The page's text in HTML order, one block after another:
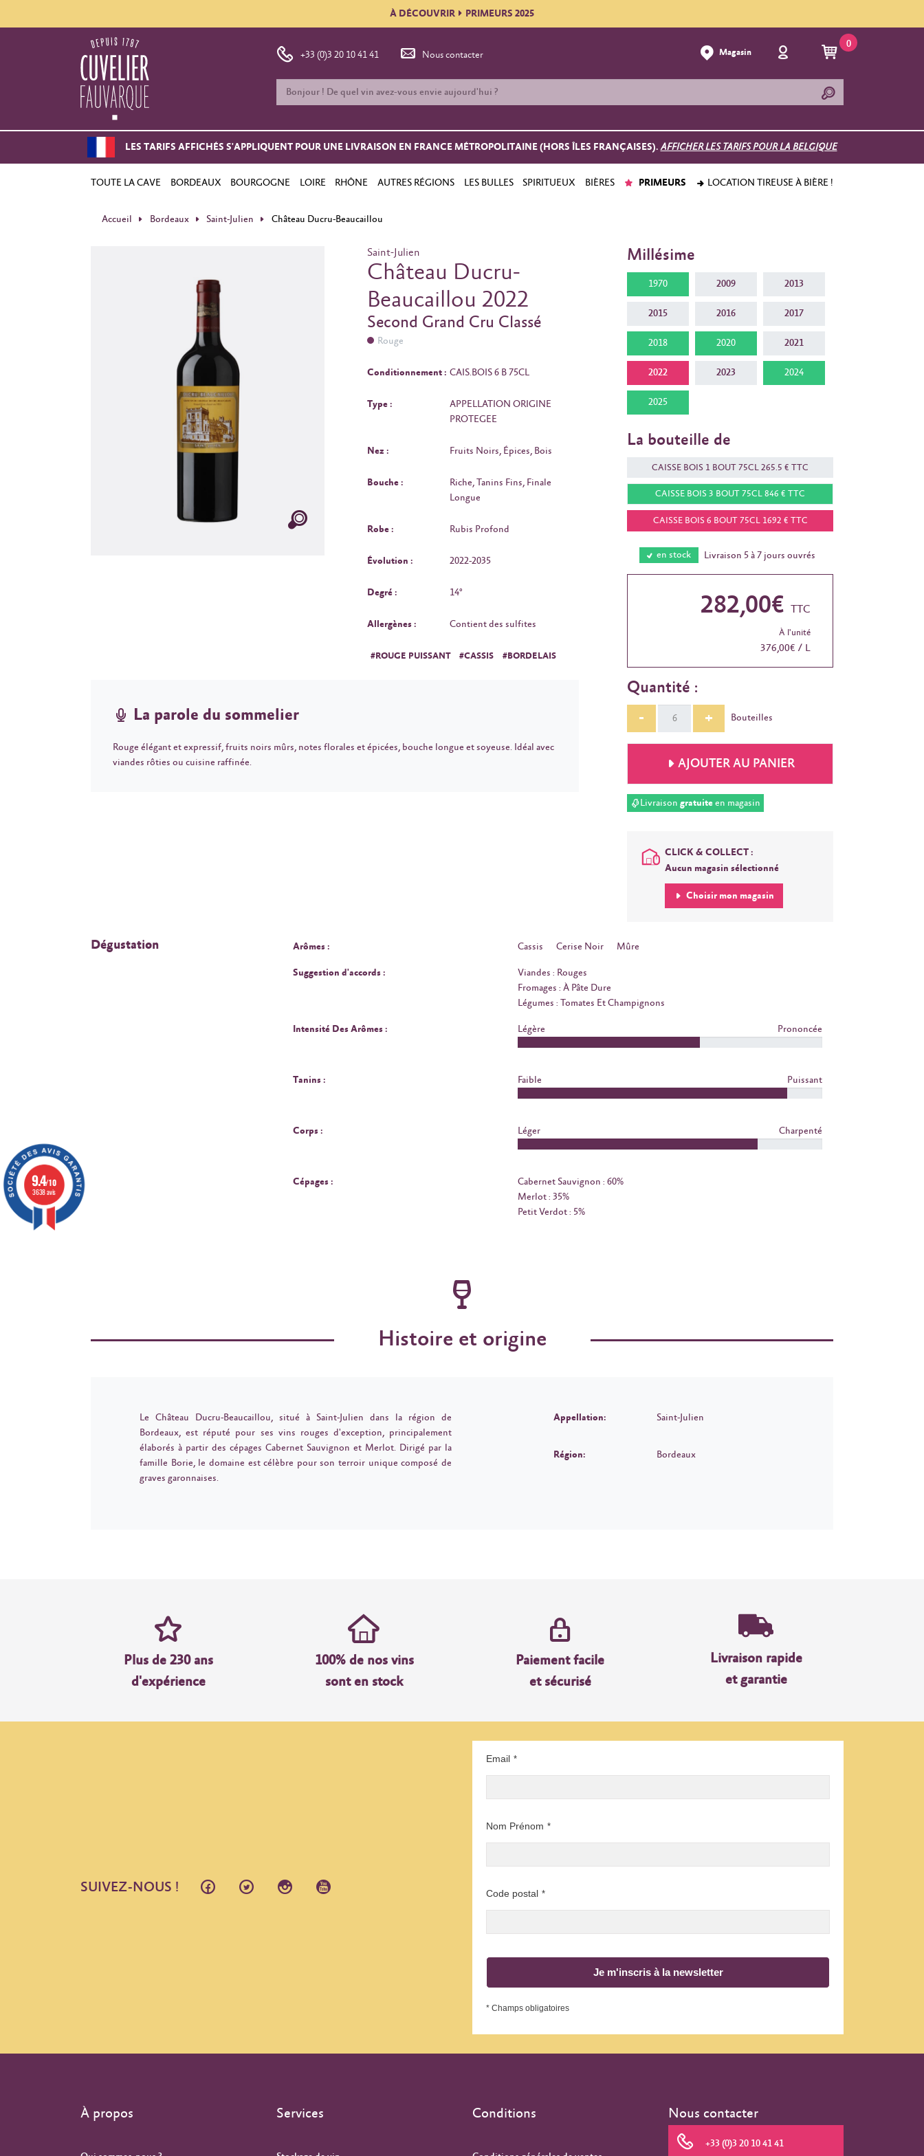
À DÉCOUVRIR PRIMEURS 2025
+33 (0)3 20 10 41 41 Nous contacter Magasin
0
LES TARIFS AFFICHÉS S'APPLIQUENT POUR UNE LIVRAISON EN FRANCE MÉTROPOLITAINE (HORS ÎLES FRANÇAISES).AFFICHER LES TARIFS POUR LA BELGIQUE
TOUTE LA CAVE BORDEAUX BOURGOGNE LOIRE RHÔNE AUTRES RÉGIONS LES BULLES SPIRITUEUX BIÈRES PRIMEURS LOCATION TIREUSE À BIÈRE !
Accueil Bordeaux Saint-Julien Château Ducru-Beaucaillou
Saint-Julien
Château Ducru-
Beaucaillou 2022
Second Grand Cru Classé
Rouge
Conditionnement : CAIS.BOIS 6 B 75CL
Type :
APPELLATION ORIGINE
PROTEGEE
Nez : Fruits Noirs, Épices, Bois
Bouche :
Riche, Tanins Fins, Finale
Longue
Robe : Rubis Profond
Évolution : 2022-2035
Degré : 14°
Allergènes : Contient des sulfites
#ROUGE PUISSANT #CASSIS #BORDELAIS
La parole du sommelier
Rouge élégant et expressif, fruits noirs mûrs, notes florales et épicées, bouche longue et soyeuse. Idéal avec
viandes rôties ou cuisine raffinée.
Millésime
1970 2009 2013
2015 2016 2017
2018 2020 2021
2022 2023 2024
2025
La bouteille de
CAISSE BOIS 1 BOUT 75CL 265.5 € TTC
CAISSE BOIS 3 BOUT 75CL 846 € TTC
CAISSE BOIS 6 BOUT 75CL 1692 € TTC
en stock Livraison 5 à 7 jours ouvrés
282,00€ TTC
À l'unité
376,00€ / L
Quantité :
-
+ Bouteilles
AJOUTER AU PANIER
Livraison gratuiteen magasin
CLICK & COLLECT :
Aucun magasin sélectionné
Choisir mon magasin
Dégustation Arômes : Cassis Cerise Noir Mûre
Suggestion d'accords :
Viandes : Rouges
Fromages : À Pâte Dure
Légumes : Tomates Et Champignons
Intensité Des Arômes : Légère Prononcée
Tanins : Faible Puissant
Corps : Léger Charpenté
Cépages :
Cabernet Sauvignon : 60%
Merlot : 35%
Petit Verdot : 5%
Histoire et origine
Le Château Ducru-Beaucaillou, situé à Saint-Julien dans la région de
Bordeaux, est réputé pour ses vins rouges d'exception, principalement
élaborés à partir des cépages Cabernet Sauvignon et Merlot. Dirigé par la
famille Borie, le domaine est célèbre pour son terroir unique composé de
graves garonnaises.
Appellation: Saint-Julien
Région: Bordeaux
Plus de 230 ans
d'expérience
100% de nos vins
sont en stock
Paiement facile
et sécurisé
Livraison rapide
et garantie
SUIVEZ-NOUS !
Email *
Nom Prénom *
Code postal *
Je m'inscris à la newsletter
* Champs obligatoires
À propos Services Conditions Nous contacter
+33 (0)3 20 10 41 41
9.4/10
3638 avis